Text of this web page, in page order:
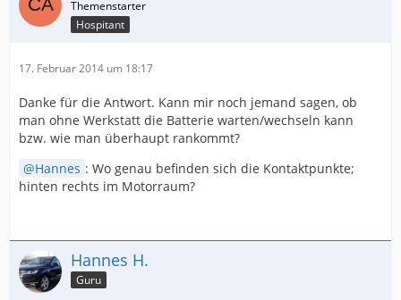
Hospitant
17. Februar 2014 um 18:17
Danke für die Antwort. Kann mir noch jemand sagen, ob
man ohne Werkstatt die Batterie warten/wechseln kann
bzw. wie man überhaupt rankommt?
Hannes : Wo genau befinden sich die Kontaktpunkte;
hinten rechts im Motorraum?
Hannes H.
Guru